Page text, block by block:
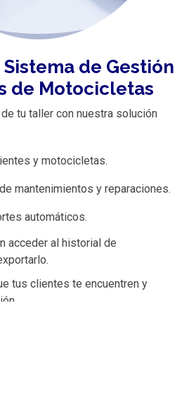
de Gestión
de Motocicletas
tu taller con nuestra solución
y motocicletas.
mantenimientos y reparaciones.
automáticos.
acceder al historial de
tus clientes te encuentren y